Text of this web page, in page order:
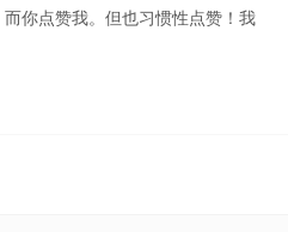
你点赞我。但也习惯性点赞！我